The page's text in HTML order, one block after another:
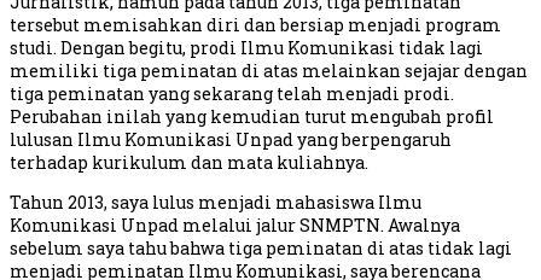
tersebut memisahkan diri dan bersiap menjadi program
studi. Dengan begitu, prodi Ilmu Komunikasi tidak lagi
memiliki tiga peminatan di atas melainkan sejajar dengan
tiga peminatan yang sekarang telah menjadi prodi.
Perubahan inilah yang kemudian turut mengubah profil
lulusan Ilmu Komunikasi Unpad yang berpengaruh
terhadap kurikulum dan mata kuliahnya.
Tahun 2013, saya lulus menjadi mahasiswa Ilmu
Komunikasi Unpad melalui jalur SNMPTN. Awalnya
sebelum saya tahu bahwa tiga peminatan di atas tidak lagi
menjadi peminatan Ilmu Komunikasi, saya berencana